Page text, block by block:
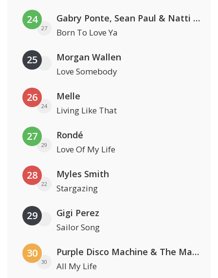
24
27
Gabry Ponte, Sean Paul & Natti Natasha
Born To Love Ya
25 Morgan Wallen
Love Somebody
26
24
Melle
Living Like That
27
29
Rondé
Love Of My Life
28
22
Myles Smith
Stargazing
29 Gigi Perez
Sailor Song
30
30
Purple Disco Machine & The Magician
All My Life